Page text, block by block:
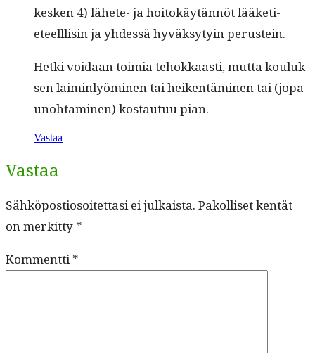
kesken 4) lähete- ja hoitokäytän­nöt lääketi­
eteel­l­lisin ja yhdessä hyväksy­tyin perustein.
Het­ki voidaan toimia tehokkaasti, mut­ta kouluk­
sen laimin­lyömi­nen tai heiken­tämi­nen tai (jopa
uno­ht­a­mi­nen) kostau­tuu pian.
Vastaa
Vastaa
Sähköpostiosoitettasi ei julkaista. Pakolliset kentät
on merkitty *
Kommentti*